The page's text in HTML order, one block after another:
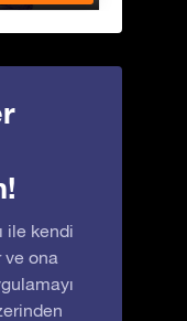
ile kendi
ve ona